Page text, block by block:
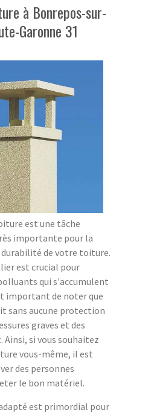
à Bonrepos-sur-
Garonne 31
est une tâche
importante pour la
de votre toiture.
est crucial pour
qui s'accumulent
important de noter que
sans aucune protection
graves et des
si vous souhaitez
vous-même, il est
des personnes
le bon matériel.
est primordial pour